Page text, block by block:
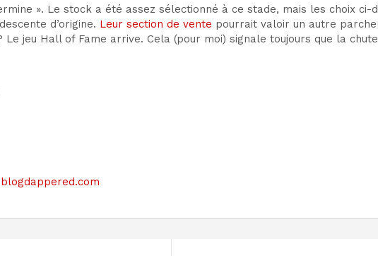
». Le stock a été assez sélectionné à ce stade, mais les choix ci-
d’origine. Leur section de vente pourrait valoir un autre
jeu Hall of Fame arrive. Cela (pour moi) signale toujours que la